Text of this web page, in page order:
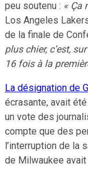
peu soutenu : « Ça
Los Angeles
de la finale de
plus chier, c’est,
16 fois à la
La désignation de
écrasante, avait
un vote des
compte que des
l’interruption de la
de Milwaukee